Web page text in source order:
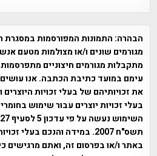
הבהרה: התמונות המפורסמות
מגורמים שונים ו/או מצולמות מטעם
מתקבלות מגורמים חיצוניים
עימם במועד כתיבת הכתבה. אנו
את זכויותיהם של בעלי זכויות
בעלי זכויות יוצרים עבור שימוש
תשס"ח 2007. במידה והנכם בעלי
באתר ו/או בפרסום זה, ואתם מרגישים